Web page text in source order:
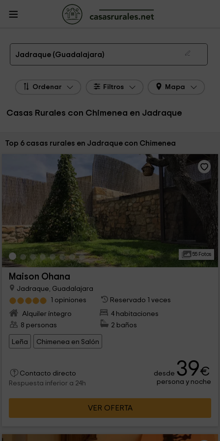
Casas Rurales
Rurales Guadalajara
Casas Rurales Jadraque
Casas Rurales con Chimenea en Jadraque
Jadraque (Guadalajara)
Ordenar Filtros Mapa
Casas Rurales con Chimenea en Jadraque
Ordenar por:
Top 6 casas rurales en Jadraque con Chimenea
55 Fotos
Maison Ohana
Jadraque, Guadalajara
1 opiniones
Reservado 1 veces
Alquiler íntegro
4 habitaciones
8 personas
2 baños
Leña Chimenea en Salón
Contacto directo
Respuesta inferior a 24h
desde 39€
persona y noche
VER OFERTA